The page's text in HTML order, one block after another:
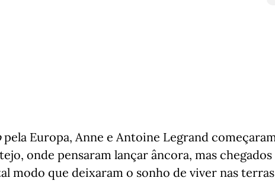
pela Europa, Anne e Antoine Legrand
onde pensaram lançar âncora, mas chegados
modo que deixaram o sonho de viver nas